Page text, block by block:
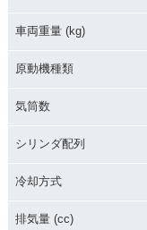
車両重量 (kg)
原動機種類
気筒数
シリンダ配列
冷却方式
排気量 (cc)